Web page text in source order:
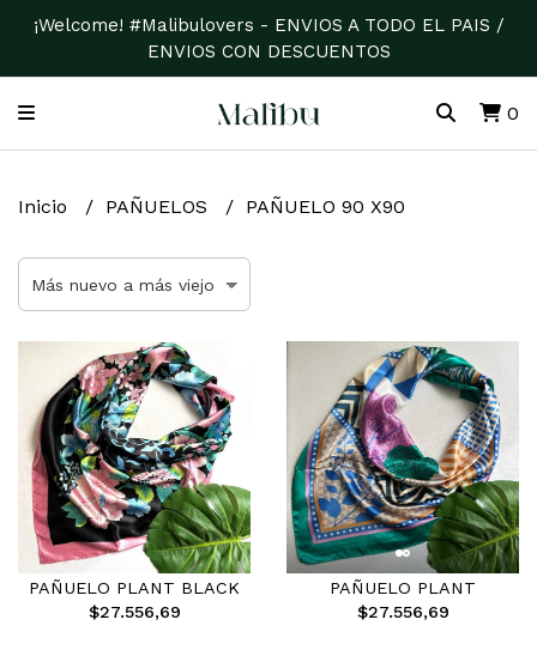
¡Welcome! #Malibulovers - ENVIOS A TODO EL PAIS /
ENVIOS CON DESCUENTOS
0
Inicio PAÑUELOS PAÑUELO 90 X90
PAÑUELO PLANT BLACK
$27.556,69
PAÑUELO PLANT
$27.556,69